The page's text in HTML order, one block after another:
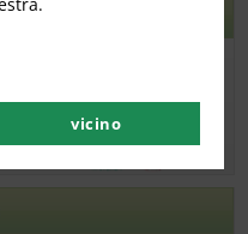
vicino